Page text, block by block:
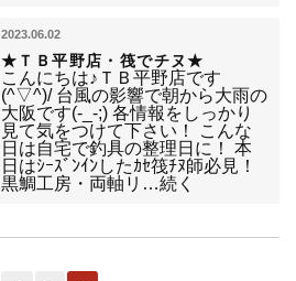
2023.06.02
★ＴＢ平野店・筏でチヌ★
こんにちは♪ＴＢ平野店です
(^▽^)/ 台風の影響で朝から大雨の
大阪です(-_-;) 各情報をしっかり
見て気をつけて下さい！ こんな
日は自宅で釣具の整理日に！ 本
日はｼｰｽﾞﾝｲﾝしたｶｾ筏ﾁﾇ師必見！
黒鯛工房・両軸リ…続く